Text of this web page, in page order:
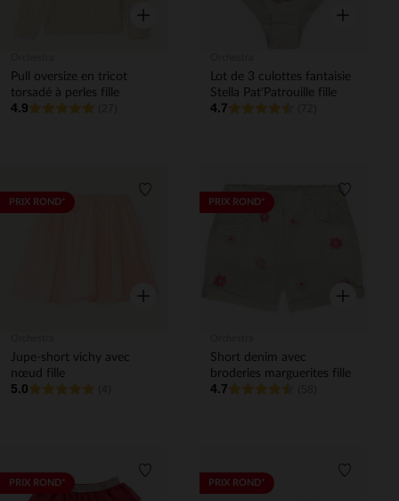
Aperçu rapide
Pull oversize en tricot
torsadé à perles fille
4.9
Aperçu
Lot de 3 culottes fantaisie
Stella Pat'Patrouille fille
4.7
PRIX ROND* Liste de souhaits
Aperçu rapide
Jupe-short vichy avec
nœud fille
5.0
PRIX ROND*
Aperçu
Short denim avec
broderies marguerites fille
4.7
PRIX ROND* Liste de souhaits
PRIX ROND*